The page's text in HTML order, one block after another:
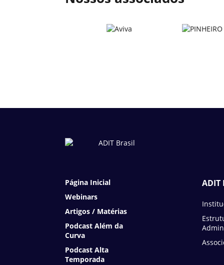
Página Inicial
Webinars
Artigos / Matérias
Podcast Além da
Curva
Podcast Alta
Temporada
ADIT